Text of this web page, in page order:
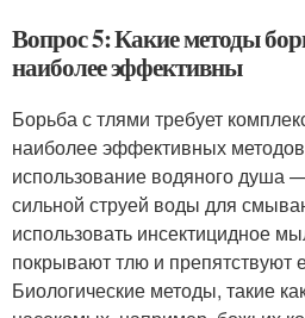
Вопрос 5: Какие методы
наиболее эффективны
Борьба с тлями требует
наиболее эффективных
использование водяного душа
сильной струей воды для
использовать инсектицидное
покрывают тлю и препятствуют
Биологические методы, такие